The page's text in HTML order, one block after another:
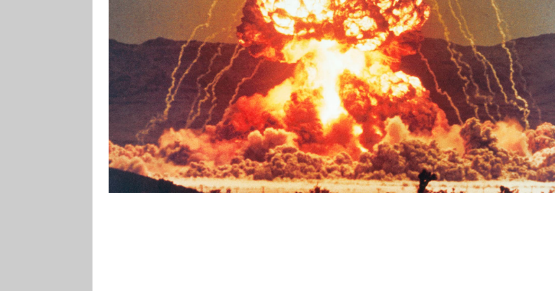
obec podnikat určité první kroky v oblasti jaderné energetiky a nacistické
Německo samozřejmě nemohlo zůstat pozadu.